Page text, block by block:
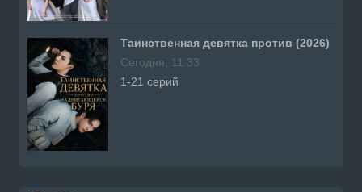
Таинственная девятка против (2026)
Сегодня, 11:33
1-21 серий